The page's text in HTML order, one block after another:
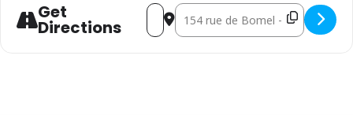
Get
Directions
Address - Formation : Vivre en
Destination Address - Formation :